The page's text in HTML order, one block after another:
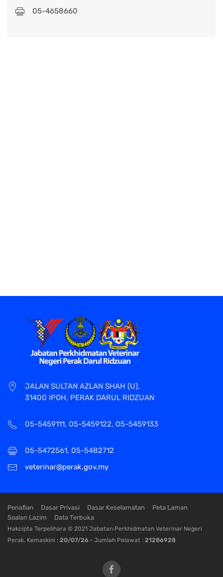
05-4658660
JALAN SULTAN AZLAN SHAH (U),
31400 IPOH, PERAK DARUL RIDZUAN
05-5459111, 05-5459122, 05-5459133
05-5472561, 05-5482712
veterinar@perak.gov.my
Penafian Dasar Privasi Dasar Keselamatan
Peta Laman
Soalan Lazim
Data Terbuka
Hakcipta Terpelihara © 2021 Jabatan Perkhidmatan Veterinar Negeri
Perak. Kemaskini : 20/07/26 • Jumlah Pelawat : 21286928